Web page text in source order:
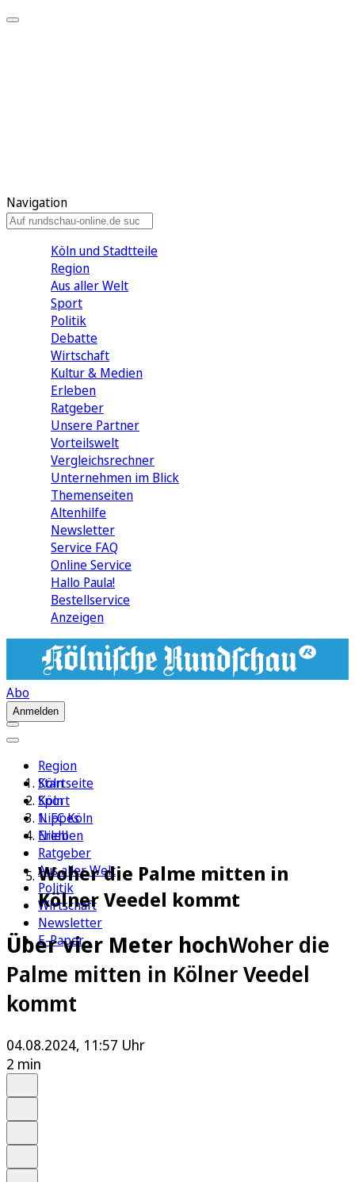
Navigation
Köln und Stadtteile
Region
Aus aller Welt
Sport
Politik
Debatte
Wirtschaft
Kultur & Medien
Erleben
Ratgeber
Unsere Partner
Vorteilswelt
Vergleichsrechner
Unternehmen im Blick
Themenseiten
Altenhilfe
Newsletter
Service FAQ
Online Service
Hallo Paula!
Bestellservice
Anzeigen
Abo
Anmelden
Region
Köln
Sport
1. FC Köln
Erleben
Ratgeber
Aus aller Welt
Politik
Wirtschaft
Newsletter
E-Paper
Startseite
Köln
Nippes
Niehl
Woher die Palme mitten in
Kölner Veedel kommt
Über vier Meter hochWoher die
Palme mitten in Kölner Veedel
kommt
04.08.2024, 11:57 Uhr
2 min